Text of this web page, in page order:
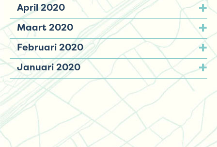
April 2020
Maart 2020
Februari 2020
Januari 2020